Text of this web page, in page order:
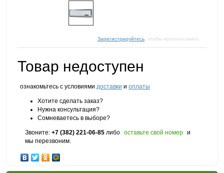
Зарегистрируйтесь , чтобы проголосовать
Товар недоступен
ознакомьтесь с условиями доставки и оплаты
Хотите сделать заказ?
Нужна консультация?
Сомневаетесь в выборе?
Звоните: +7 (382) 221-06-85 либо оставьте свой номер и
мы перезвоним.